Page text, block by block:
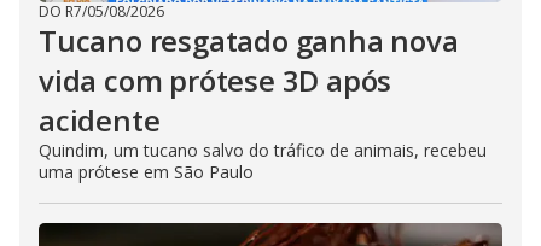
DO R7/05/08/2026
Tucano resgatado ganha nova
vida com prótese 3D após
acidente
Quindim, um tucano salvo do tráfico de animais, recebeu
uma prótese em São Paulo